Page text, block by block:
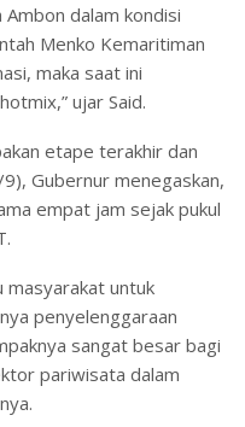
dalam kondisi
Menko Kemaritiman
maka saat ini
ujar Said.
etape terakhir dan
Gubernur menegaskan,
empat jam sejak pukul
masyarakat untuk
penyelenggaraan
sangat besar bagi
pariwisata dalam